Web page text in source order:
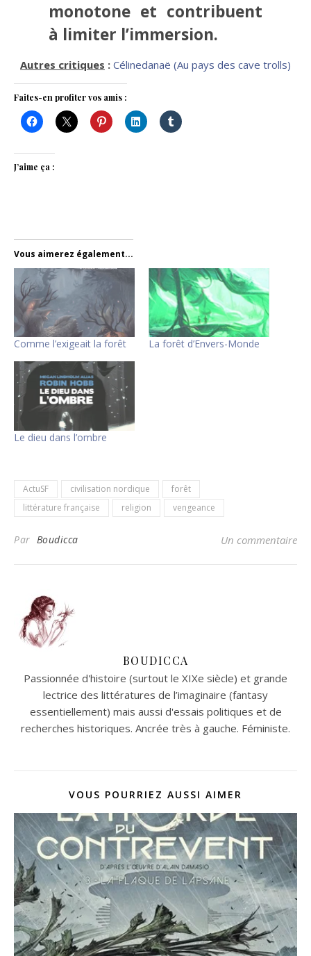
monotone et contribuent
à limiter l’immersion.
Autres critiques : Célinedanaë (Au pays des cave trolls)
Faites-en profiter vos amis :
J’aime ça :
Vous aimerez également...
Comme l’exigeait la forêt La forêt d’Envers-Monde
Le dieu dans l’ombre
ActuSF civilisation nordique
forêt
littérature française
religion vengeance
Par Boudicca Un commentaire
BOUDICCA
Passionnée d'histoire (surtout le XIXe siècle) et grande
lectrice des littératures de l’imaginaire (fantasy
essentiellement) mais aussi d'essais politiques et de
recherches historiques. Ancrée très à gauche. Féministe.
VOUS POURRIEZ AUSSI AIMER